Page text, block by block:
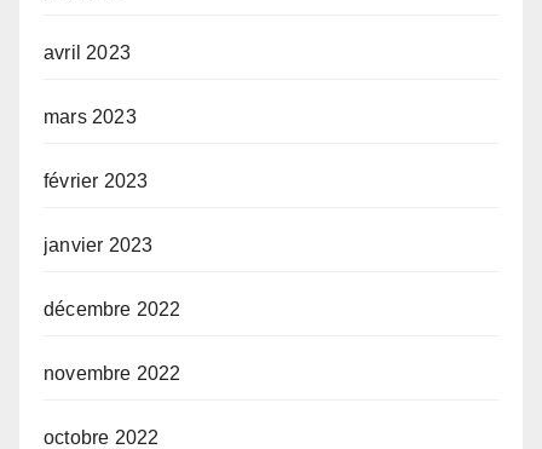
avril 2023
mars 2023
février 2023
janvier 2023
décembre 2022
novembre 2022
octobre 2022